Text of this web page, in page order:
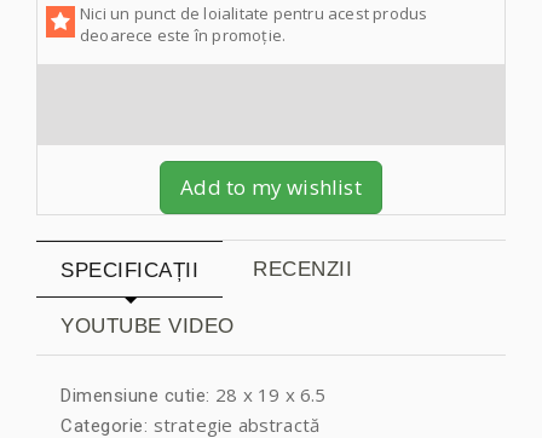
Nici un punct de loialitate pentru acest produs
deoarece este în promoție.
Add to my wishlist
SPECIFICAȚII RECENZII
YOUTUBE VIDEO
Dimensiune cutie: 28 x 19 x 6.5
Categorie: strategie abstractă